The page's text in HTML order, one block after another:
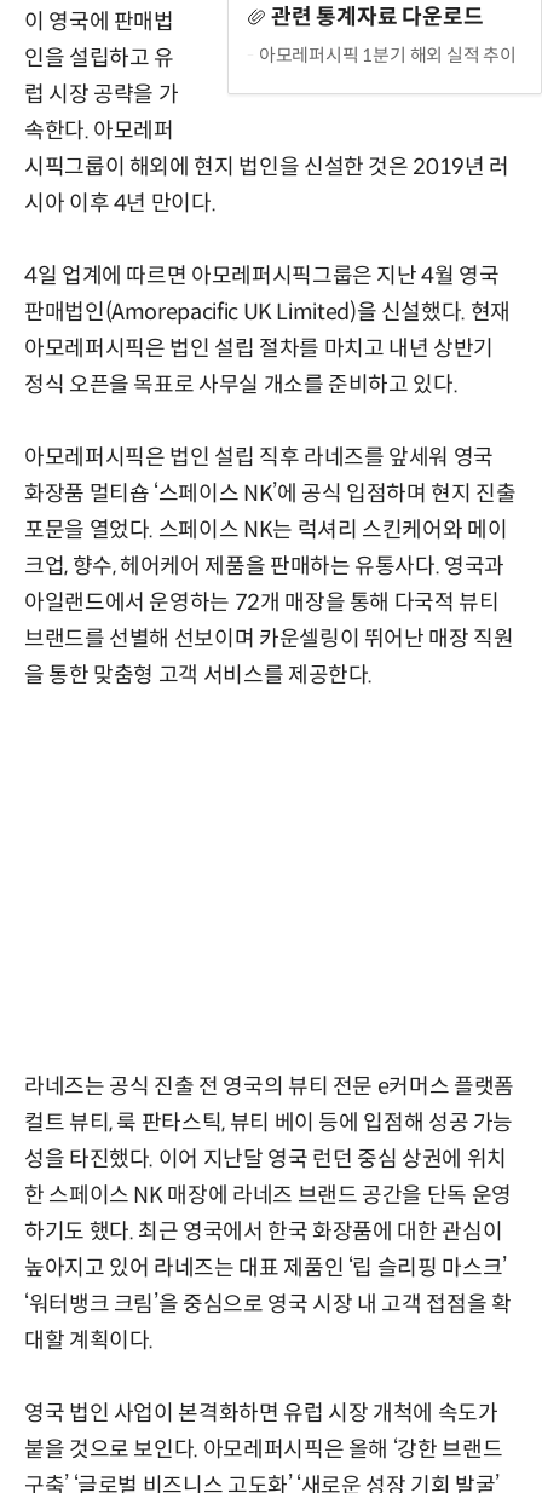
관련 통계자료 다운로드
아모레퍼시픽 1분기 해외 실적 추이
이 영국에 판매법
인을 설립하고 유
럽 시장 공략을 가
속한다. 아모레퍼
시픽그룹이 해외에 현지 법인을 신설한 것은 2019년 러
시아 이후 4년 만이다.
4일 업계에 따르면 아모레퍼시픽그룹은 지난 4월 영국
판매법인(Amorepacific UK Limited)을 신설했다. 현재
아모레퍼시픽은 법인 설립 절차를 마치고 내년 상반기
정식 오픈을 목표로 사무실 개소를 준비하고 있다.
아모레퍼시픽은 법인 설립 직후 라네즈를 앞세워 영국
화장품 멀티숍 ‘스페이스 NK’에 공식 입점하며 현지 진출
포문을 열었다. 스페이스 NK는 럭셔리 스킨케어와 메이
크업, 향수, 헤어케어 제품을 판매하는 유통사다. 영국과
아일랜드에서 운영하는 72개 매장을 통해 다국적 뷰티
브랜드를 선별해 선보이며 카운셀링이 뛰어난 매장 직원
을 통한 맞춤형 고객 서비스를 제공한다.
라네즈는 공식 진출 전 영국의 뷰티 전문 e커머스 플랫폼
컬트 뷰티, 룩 판타스틱, 뷰티 베이 등에 입점해 성공 가능
성을 타진했다. 이어 지난달 영국 런던 중심 상권에 위치
한 스페이스 NK 매장에 라네즈 브랜드 공간을 단독 운영
하기도 했다. 최근 영국에서 한국 화장품에 대한 관심이
높아지고 있어 라네즈는 대표 제품인 ‘립 슬리핑 마스크’
‘워터뱅크 크림’을 중심으로 영국 시장 내 고객 접점을 확
대할 계획이다.
영국 법인 사업이 본격화하면 유럽 시장 개척에 속도가
붙을 것으로 보인다. 아모레퍼시픽은 올해 ‘강한 브랜드
구축’ ‘글로벌 비즈니스 고도화’ ‘새로운 성장 기회 발굴’